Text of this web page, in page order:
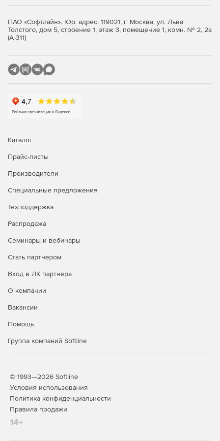
ПАО «Софтлайн». Юр. адрес: 119021, г. Москва, ул. Льва
Толстого, дом 5, строение 1, этаж 3, помещение 1, комн. № 2, 2а
(А-311)
Каталог
Прайс-листы
Производители
Специальные предложения
Техподдержка
Распродажа
Семинары и вебинары
Стать партнером
Вход в ЛК партнера
О компании
Вакансии
Помощь
Группа компаний Softline
© 1993—2026 Softline
Условия использования
Политика конфиденциальности
Правила продажи
14+